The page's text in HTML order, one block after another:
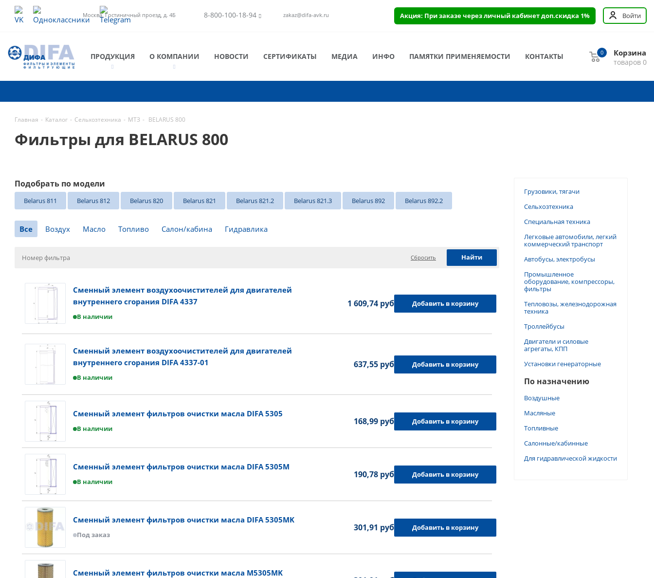
Москва, Гостиничный проезд, д. 4Б 8-800-100-18-94 zakaz@difa-avk.ru Акция: При заказе через личный кабинет доп.скидка 1% Войти
ПРОДУКЦИЯ О КОМПАНИИ НОВОСТИ СЕРТИФИКАТЫ МЕДИА ИНФО ПАМЯТКИ ПРИМЕНЯЕМОСТИ КОНТАКТЫ Корзина
товаров 0
0
Главная - Каталог - Сельхозтехника - МТЗ - BELARUS 800
Фильтры для BELARUS 800
Подобрать по модели
Belarus 811 Belarus 812 Belarus 820 Belarus 821 Belarus 821.2 Belarus 821.3 Belarus 892 Belarus 892.2
Все Воздух Масло Топливо Салон/кабина Гидравлика
Сбросить
Сменный элемент воздухоочистителей для двигателей
внутреннего сгорания DIFA 4337
В наличии
1 609,74 руб. Добавить в корзину
Сменный элемент воздухоочистителей для двигателей
внутреннего сгорания DIFA 4337-01
В наличии
637,55 руб. Добавить в корзину
Сменный элемент фильтров очистки масла DIFA 5305
В наличии
168,99 руб. Добавить в корзину
Сменный элемент фильтров очистки масла DIFA 5305M
В наличии
190,78 руб. Добавить в корзину
Сменный элемент фильтров очистки масла DIFA 5305MK
Под заказ
301,91 руб. Добавить в корзину
Сменный элемент фильтров очистки масла M5305MK
Грузовики, тягачи
Сельхозтехника
Специальная техника
Легковые автомобили, легкий
коммерческий транспорт
Автобусы, электробусы
Промышленное
оборудование, компрессоры,
фильтры
Тепловозы, железнодорожная
техника
Троллейбусы
Двигатели и силовые
агрегаты, КПП
Установки генераторные
По назначению
Воздушные
Масляные
Топливные
Салонные/кабинные
Для гидравлической жидкости